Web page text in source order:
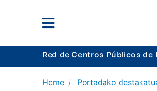
Red de Centros Públicos de
Home Portadako